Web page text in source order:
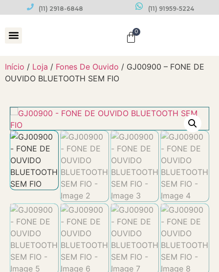
(11) 2918-6848 (11) 91959-5224
0
Início / Loja / Fones De Ouvido / GJ00900 – FONE DE
OUVIDO BLUETOOTH SEM FIO